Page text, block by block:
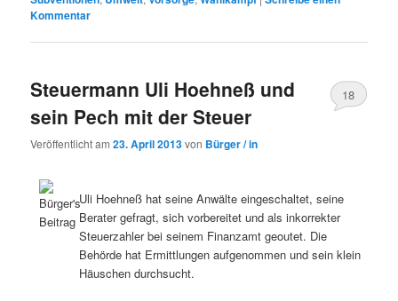
Kommentar
Steuermann Uli Hoehneß und
sein Pech mit der Steuer
Veröffentlicht am23. April 2013von Bürger / in
18
Uli Hoehneß hat seine Anwälte eingeschaltet, seine
Berater gefragt, sich vorbereitet und als inkorrekter
Steuerzahler bei seinem Finanzamt geoutet. Die
Behörde hat Ermittlungen aufgenommen und sein klein
Häuschen durchsucht.